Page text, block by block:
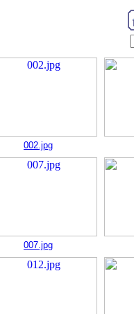
002.jpg
007.jpg